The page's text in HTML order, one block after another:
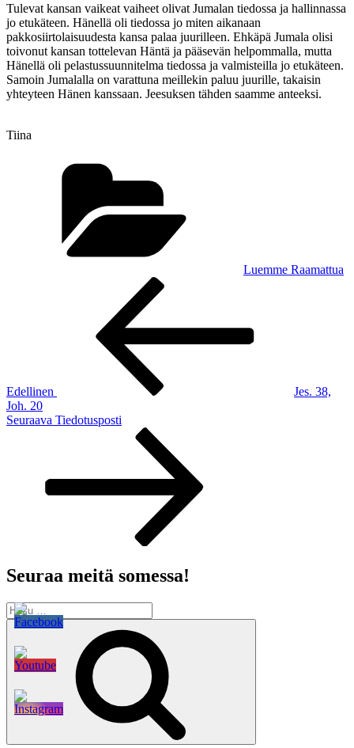
Tulevat kansan vaikeat vaiheet olivat Jumalan tiedossa ja hallinnassa
jo etukäteen. Hänellä oli tiedossa jo miten aikanaan
pakkosiirtolaisuudesta kansa palaa juurilleen. Ehkäpä Jumala olisi
toivonut kansan tottelevan Häntä ja pääsevän helpommalla, mutta
Hänellä oli pelastussuunnitelma tiedossa ja valmisteilla jo etukäteen.
Samoin Jumalalla on varattuna meillekin paluu juurille, takaisin
yhteyteen Hänen kanssaan. Jeesuksen tähden saamme anteeksi.
Tiina
Luemme Raamattua
Edellinen
Jes. 38,
Joh. 20
Seuraava
Seuraava Tiedotusposti
Seuraa meitä somessa!
Etsi: